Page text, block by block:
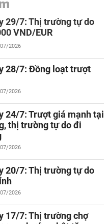
29/7: Thị trường tự do
VND/EUR
2026
28/7: Đồng loạt trượt
2026
24/7: Trượt giá mạnh tại
thị trường tự do đi
2026
20/7: Thị trường tự do
2026
17/7: Thị trường chợ